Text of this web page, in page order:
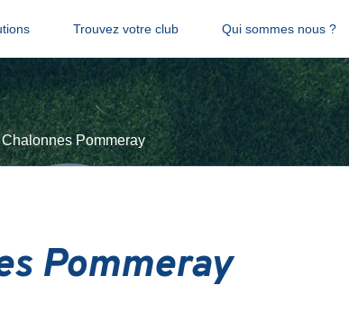
Trouvez votre club Qui sommes nous ?
Chalonnes Pommeray
Pommeray